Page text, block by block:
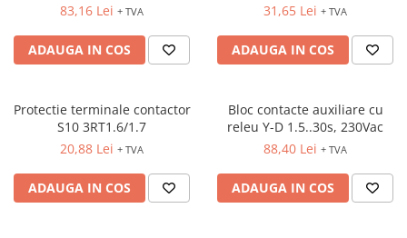
Automatizări industriale
Automate programabile (PLC)
Relee inteligente (LOGO)
Surse de tensiune
Controlere pentru automatizari
Switch-uri si comunicatii
83,16 Lei + TVA
ADAUGA IN COS
31,65 Lei + TVA
ADAUGA IN COS
Protectie terminale contactor
S10 3RT1.6/1.7
20,88 Lei + TVA
ADAUGA IN COS
Bloc contacte auxiliare cu
releu Y-D 1.5..30s, 230Vac
88,40 Lei + TVA
ADAUGA IN COS